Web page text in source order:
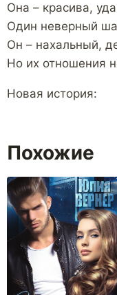
Она – красива,
Один неверный
Он – нахальный,
Но их отношения
Новая история:
Похожие